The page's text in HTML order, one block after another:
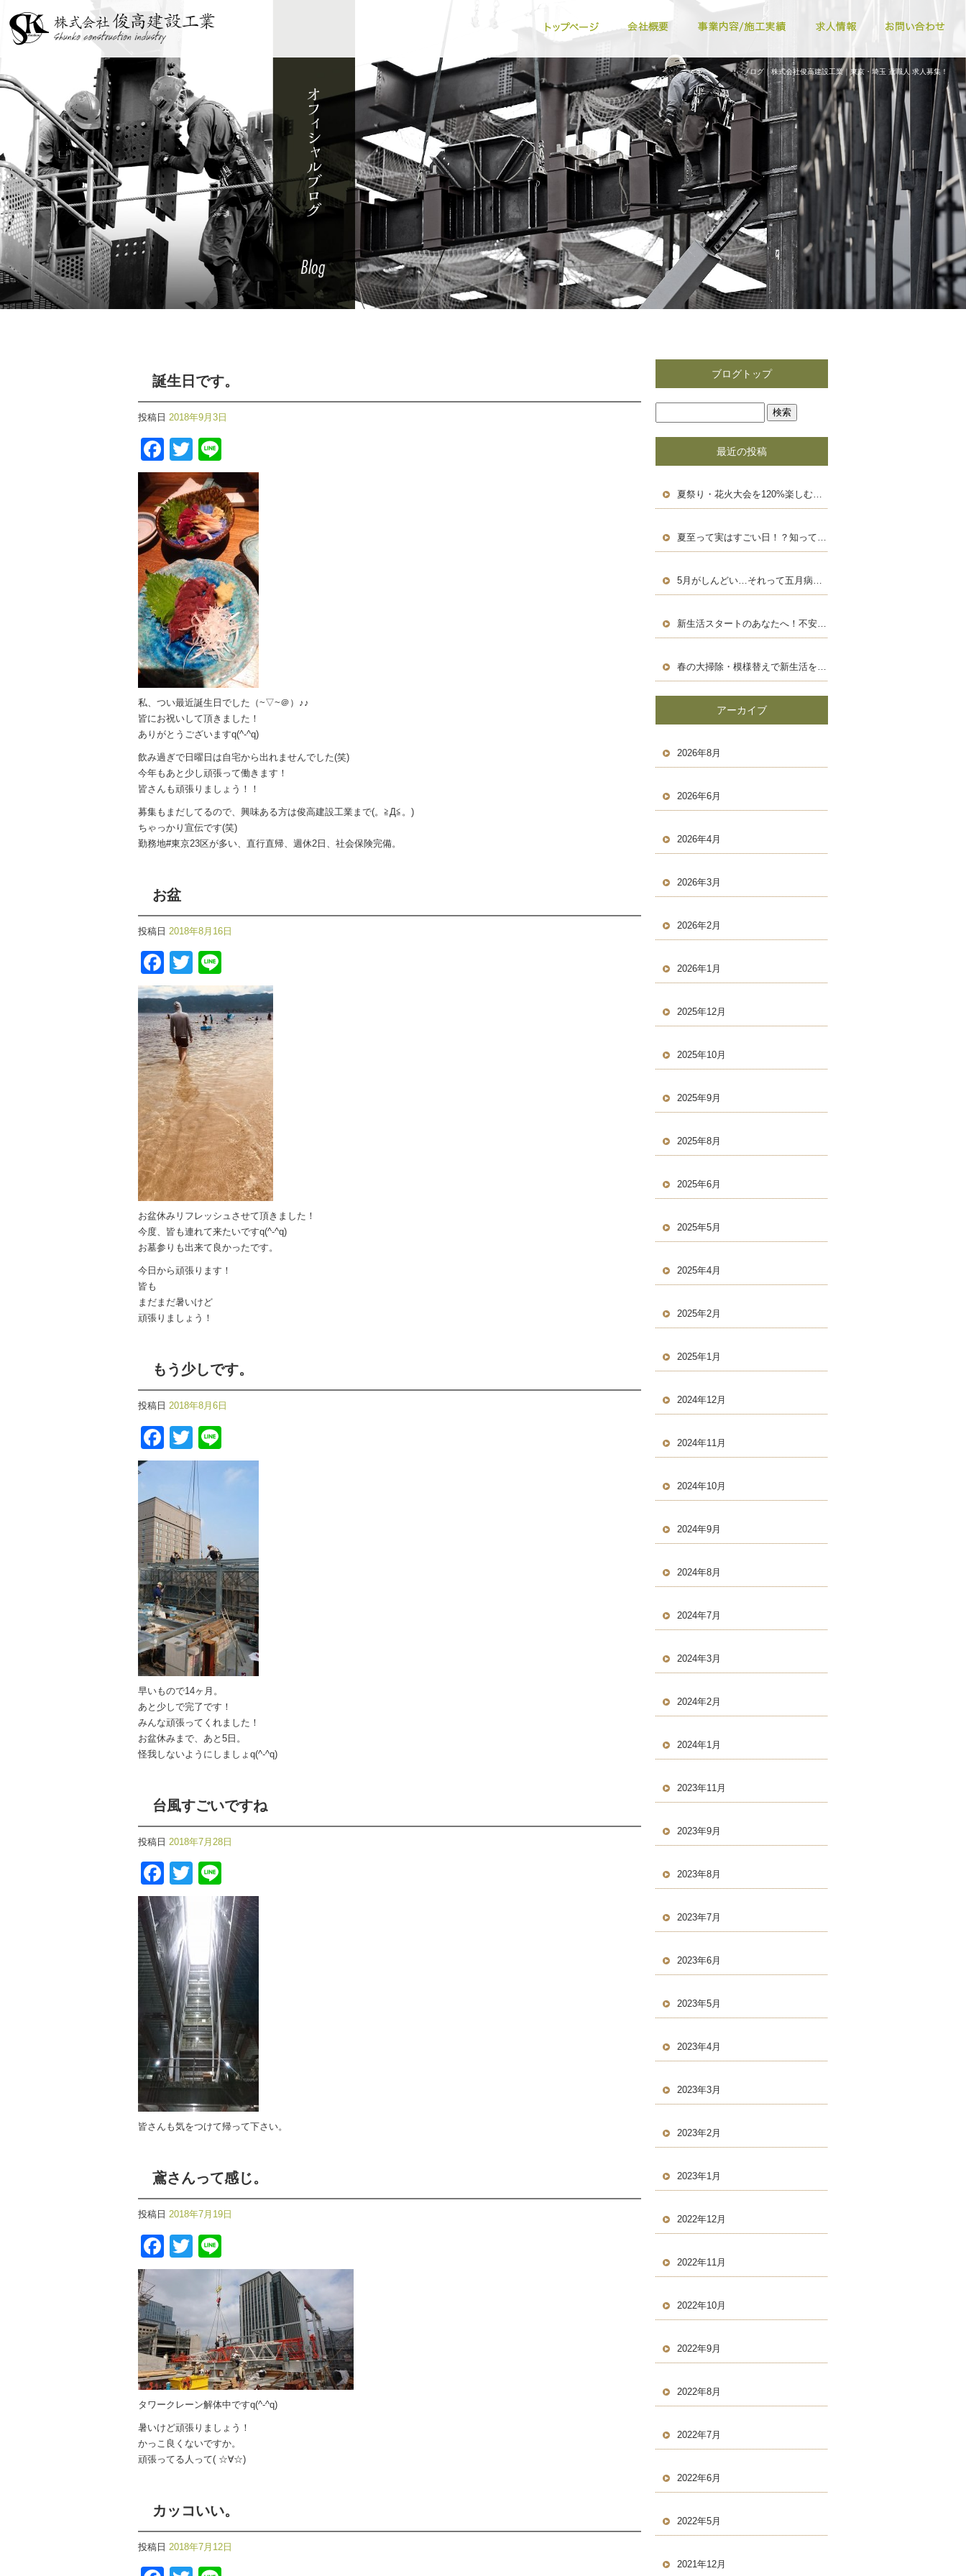
ブログ｜株式会社俊高建設工業｜東京・埼玉 鳶職人 求人募集！
誕生日です。
投稿日 2018年9月3日
Facebook
Twitter
私、つい最近誕生日でした（~▽~＠）♪♪
皆にお祝いして頂きました！
ありがとうございますq(^-^q)
飲み過ぎで日曜日は自宅から出れませんでした(笑)
今年もあと少し頑張って働きます！
皆さんも頑張りましょう！！
募集もまだしてるので、興味ある方は俊高建設工業まで(。≧Д≦。)
ちゃっかり宣伝です(笑)
勤務地#東京23区が多い、直行直帰、週休2日、社会保険完備。
お盆
投稿日 2018年8月16日
Facebook
Twitter
お盆休みリフレッシュさせて頂きました！
今度、皆も連れて来たいですq(^-^q)
お墓参りも出来て良かったです。
今日から頑張ります！
皆も
まだまだ暑いけど
頑張りましょう！
もう少しです。
投稿日 2018年8月6日
Facebook
Twitter
早いもので14ヶ月。
あと少しで完了です！
みんな頑張ってくれました！
お盆休みまで、あと5日。
怪我しないようにしましょq(^-^q)
台風すごいですね
投稿日 2018年7月28日
Facebook
Twitter
皆さんも気をつけて帰って下さい。
鳶さんって感じ。
投稿日 2018年7月19日
Facebook
Twitter
タワークレーン解体中ですq(^-^q)
暑いけど頑張りましょう！
かっこ良くないですか。
頑張ってる人って( ☆∀☆)
カッコいい。
投稿日 2018年7月12日
ブログトップ
最近の投稿
夏祭り・花火大会を120%楽しむための豆知識＆浴衣術！
夏至って実はすごい日！？知って得する豆知識と長い一日の楽しみ方
5月がしんどい…それって五月病かも？働く人のためのセルフケア術
新生活スタートのあなたへ！不安を自信に変える、新しい環境での過ごし方
春の大掃除・模様替えで新生活を気持ちよくスタートしよう！
アーカイブ
2026年8月
2026年6月
2026年4月
2026年3月
2026年2月
2026年1月
2025年12月
2025年10月
2025年9月
2025年8月
2025年6月
2025年5月
2025年4月
2025年2月
2025年1月
2024年12月
2024年11月
2024年10月
2024年9月
2024年8月
2024年7月
2024年3月
2024年2月
2024年1月
2023年11月
2023年9月
2023年8月
2023年7月
2023年6月
2023年5月
2023年4月
2023年3月
2023年2月
2023年1月
2022年12月
2022年11月
2022年10月
2022年9月
2022年8月
2022年7月
2022年6月
2022年5月
2021年12月